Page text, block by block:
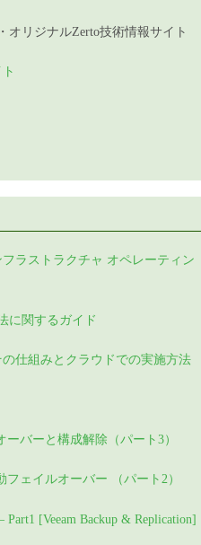
オリジナルZerto技術情報サイト
ラストラクチャ オペレーティン
に関するガイド
仕組みとクラウドでの実施方法
ーバーと構成解除（パート3）
フェイルオーバー （パート2）
[Veeam Backup & Replication]